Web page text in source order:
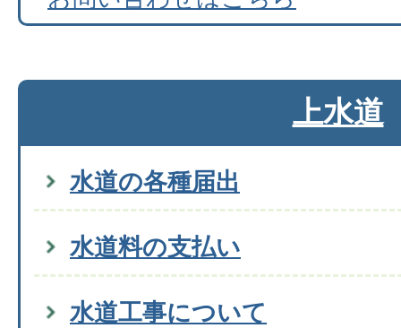
上水道
水道の各種届出
水道料の支払い
水道工事について